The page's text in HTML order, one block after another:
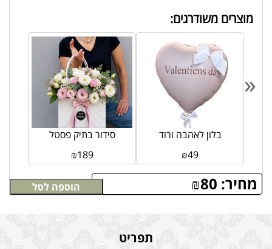
מחיר: ₪80 הוספה לסל
מוצרים משודרגים:
סידור בתיק פסטל
₪189
בלון לאהבה ורוד
₪49
«
תפריט